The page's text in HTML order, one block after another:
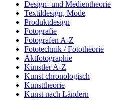
Design- und Medientheorie
Textildesign, Mode
Produktdesign
Fotografie
Fotografen A-Z
Fototechnik / Fototheorie
Aktfotographie
Künstler A-Z
Kunst chronologisch
Kunsttheorie
Kunst nach Ländern